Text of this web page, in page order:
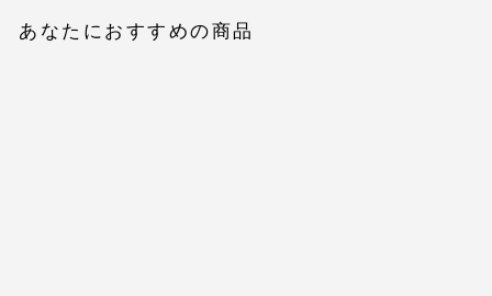
あなたにおすすめの商品